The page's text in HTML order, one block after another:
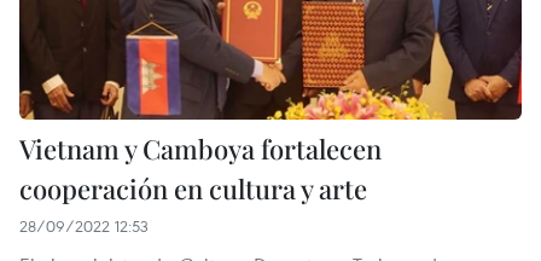
Vietnam y Camboya fortalecen
cooperación en cultura y arte
28/09/2022 12:53